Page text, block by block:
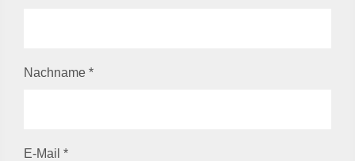
Nachname *
E-Mail *